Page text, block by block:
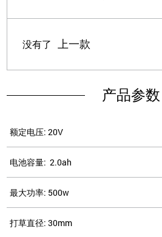
没有了 上一款
产品参数
额定电压: 20V
电池容量: 2.0ah
最大功率: 500w
打草直径: 30mm